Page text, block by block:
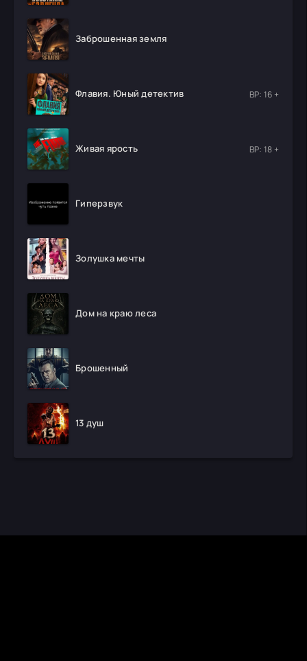
Заброшенная земля
Флавия. Юный детектив ВР: 16 +
Живая ярость ВР: 18 +
Гиперзвук
Золушка мечты
Дом на краю леса
Брошенный
13 душ